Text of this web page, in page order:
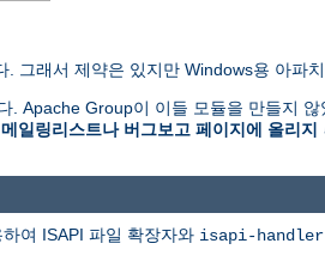
그래서 제약은 있지만 Windows용 아파
. Apache Group이 이들 모듈을 만들지
일링리스트나 버그보고 페이지에 올리지
여 ISAPI 파일 확장자와 isapi-handler